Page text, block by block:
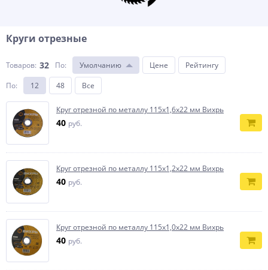
Круги отрезные
Товаров: 32 По: Умолчанию Цене
Рейтингу
По: 12 48 Все
Круг отрезной по металлу 115х1,6х22 мм Вихрь
40 руб.
Круг отрезной по металлу 115х1,2х22 мм Вихрь
40 руб.
Круг отрезной по металлу 115х1,0х22 мм Вихрь
40 руб.